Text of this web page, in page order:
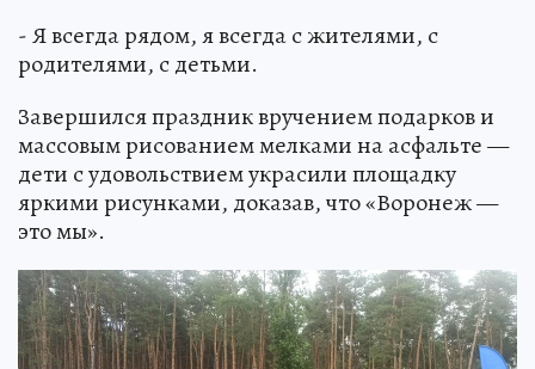
- Я всегда рядом, я всегда с жителями, с
родителями, с детьми.
Завершился праздник вручением подарков и
массовым рисованием мелками на асфальте —
дети с удовольствием украсили площадку
яркими рисунками, доказав, что «Воронеж —
это мы».